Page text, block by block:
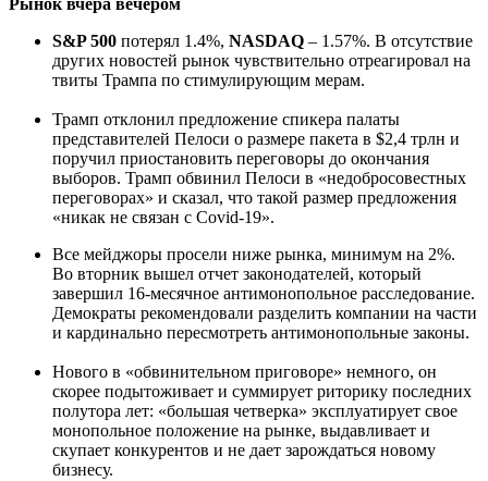
Рынок вчера вечером
S&P 500 потерял 1.4%, NASDAQ – 1.57%. В отсутствие
других новостей рынок чувствительно отреагировал на
твиты Трампа по стимулирующим мерам.
Трамп отклонил предложение спикера палаты
представителей Пелоси о размере пакета в $2,4 трлн и
поручил приостановить переговоры до окончания
выборов. Трамп обвинил Пелоси в «недобросовестных
переговорах» и сказал, что такой размер предложения
«никак не связан с Covid-19».
Все мейджоры просели ниже рынка, минимум на 2%.
Во вторник вышел отчет законодателей, который
завершил 16-месячное антимонопольное расследование.
Демократы рекомендовали разделить компании на части
и кардинально пересмотреть антимонопольные законы.
Нового в «обвинительном приговоре» немного, он
скорее подытоживает и суммирует риторику последних
полутора лет: «большая четверка» эксплуатирует свое
монопольное положение на рынке, выдавливает и
скупает конкурентов и не дает зарождаться новому
бизнесу.